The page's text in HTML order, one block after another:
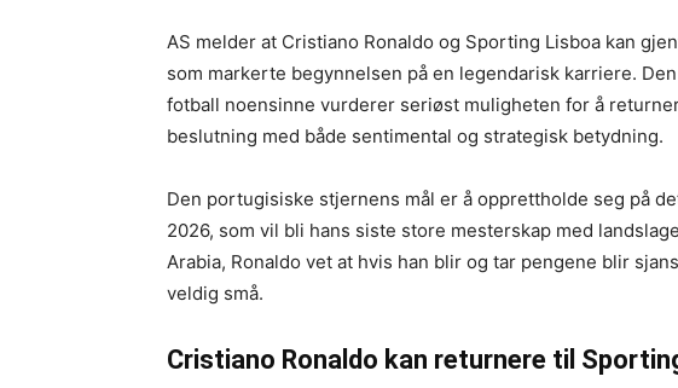
AS melder at Cristiano Ronaldo og Sporting Lisboa kan
som markerte begynnelsen på en legendarisk karriere.
fotball noensinne vurderer seriøst muligheten for å
beslutning med både sentimental og strategisk betydning.
Den portugisiske stjernens mål er å opprettholde seg på
2026, som vil bli hans siste store mesterskap med
Arabia, Ronaldo vet at hvis han blir og tar pengene blir
veldig små.
Cristiano Ronaldo kan returnere til